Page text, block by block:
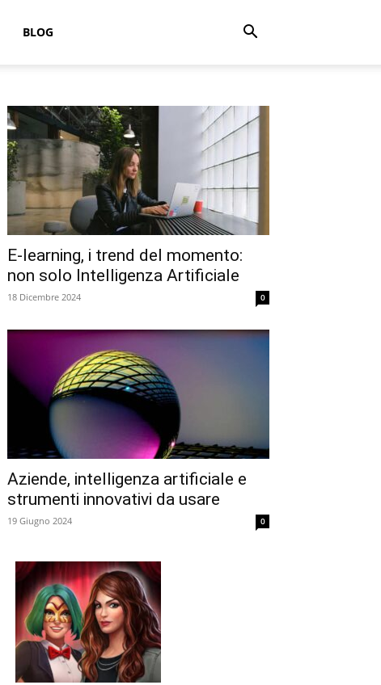
BLOG
E-learning, i trend del momento:
non solo Intelligenza Artificiale
18 Dicembre 2024 0
Aziende, intelligenza artificiale e
strumenti innovativi da usare
19 Giugno 2024 0